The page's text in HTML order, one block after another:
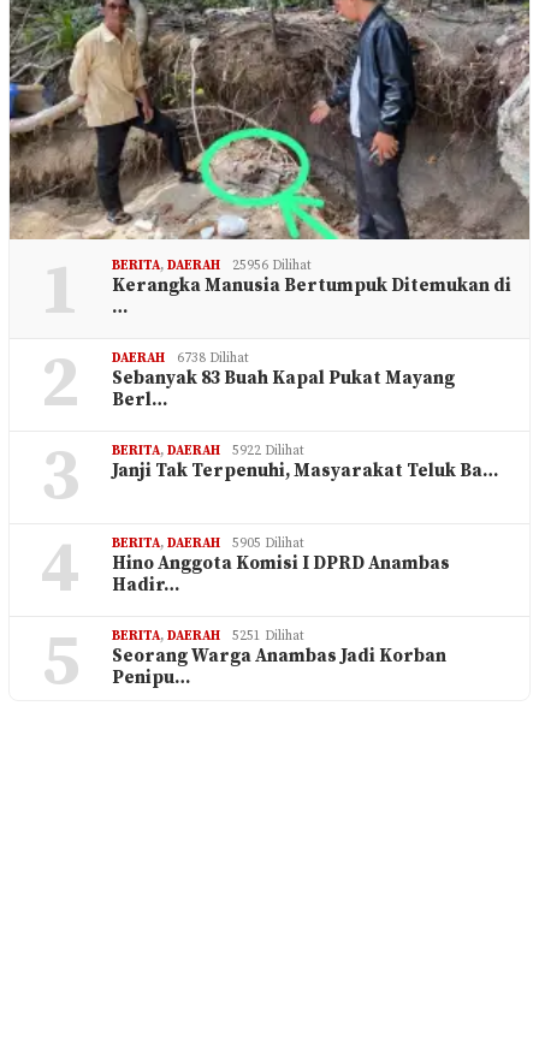
1 BERITA, DAERAH 25956 Dilihat
Kerangka Manusia Bertumpuk Ditemukan di
…
2 DAERAH 6738 Dilihat
Sebanyak 83 Buah Kapal Pukat Mayang
Berl…
3 BERITA, DAERAH 5922 Dilihat
Janji Tak Terpenuhi, Masyarakat Teluk Ba…
4 BERITA, DAERAH 5905 Dilihat
Hino Anggota Komisi I DPRD Anambas
Hadir…
5 BERITA, DAERAH 5251 Dilihat
Seorang Warga Anambas Jadi Korban
Penipu…